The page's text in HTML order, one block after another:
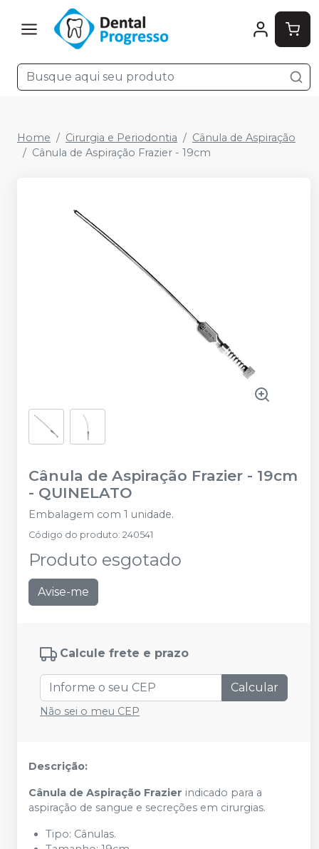
Home Cirurgia e Periodontia
Cânula de Aspiração
Cânula de Aspiração Frazier - 19cm
Cânula de Aspiração Frazier - 19cm
- QUINELATO
Embalagem com 1 unidade.
Código do produto: 240541
Produto esgotado
Avise-me
Calcule frete e prazo
Calcular
Não sei o meu CEP
Descrição:
Cânula de Aspiração Frazier indicado para a
aspiração de sangue e secreções em cirurgias.
Tipo: Cânulas.